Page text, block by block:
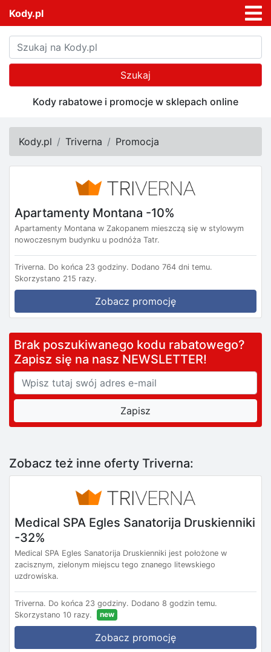
Kody.pl
Szukaj
Kody rabatowe i promocje w sklepach online
Kody.pl Triverna Promocja
Apartamenty Montana -10%
Apartamenty Montana w Zakopanem mieszczą się w stylowym
nowoczesnym budynku u podnóża Tatr.
Triverna. Do końca 23 godziny. Dodano 764 dni temu.
Skorzystano 215 razy.
Zobacz promocję
Brak poszukiwanego kodu rabatowego?
Zapisz się na nasz NEWSLETTER!
Zobacz też inne oferty Triverna:
Medical SPA Egles Sanatorija Druskienniki
-32%
Medical SPA Egles Sanatorija Druskienniki jest położone w
zacisznym, zielonym miejscu tego znanego litewskiego
uzdrowiska.
Triverna. Do końca 23 godziny. Dodano 8 godzin temu.
Skorzystano 10 razy.
new
Zobacz promocję